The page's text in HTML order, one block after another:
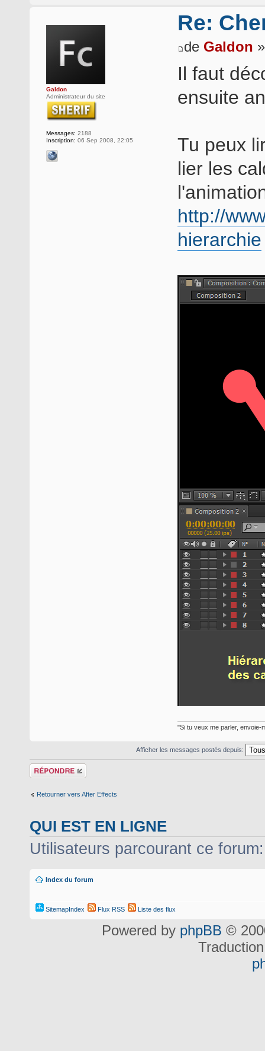
Galdon
Administrateur du site
Messages: 2188
Inscription: 06 Sep 2008, 22:05
Re:
de Galdon
Il faut
ensuite
Tu peux
lier les
http://
hierarchie
"Si tu veux me parler, envoie-
Afficher les messages postés depuis:
Répondre
Retourner vers After Effects
QUI EST EN LIGNE
Utilisateurs parcourant ce
Index du forum
SitemapIndex Flux RSS Liste des flux
Powered by phpBB ©